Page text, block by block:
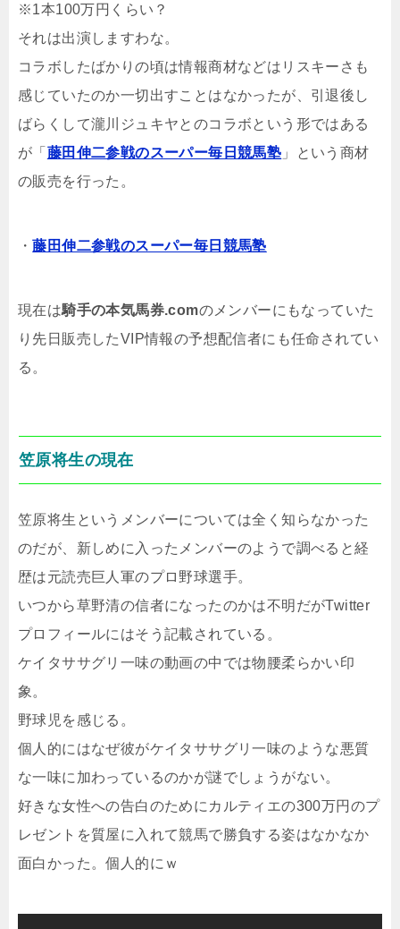
※1本100万円くらい？
それは出演しますわな。
コラボしたばかりの頃は情報商材などはリスキーさも
感じていたのか一切出すことはなかったが、引退後し
ばらくして瀧川ジュキヤとのコラボという形ではある
が「 藤田伸二参戦のスーパー毎日競馬塾 」という商材
の販売を行った。
・藤田伸二参戦のスーパー毎日競馬塾
現在は騎手の本気馬券.comのメンバーにもなっていた
り先日販売したVIP情報の予想配信者にも任命されてい
る。
笠原将生の現在
笠原将生というメンバーについては全く知らなかった
のだが、新しめに入ったメンバーのようで調べると経
歴は元読売巨人軍のプロ野球選手。
いつから草野清の信者になったのかは不明だがTwitter
プロフィールにはそう記載されている。
ケイタササグリ一味の動画の中では物腰柔らかい印
象。
野球児を感じる。
個人的にはなぜ彼がケイタササグリ一味のような悪質
な一味に加わっているのかが謎でしょうがない。
好きな女性への告白のためにカルティエの300万円のプ
レゼントを質屋に入れて競馬で勝負する姿はなかなか
面白かった。個人的にｗ